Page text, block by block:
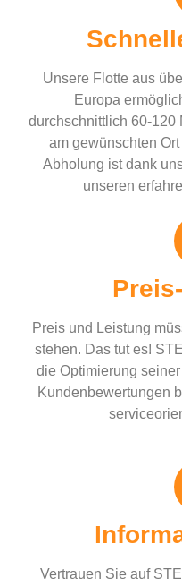
Unsere Flotte aus
Europa
durchschnittlich 60-120
am gewünschten
Abholung ist dank
unseren
Preis und Leistung
stehen. Das tut es!
die Optimierung
Kundenbewertungen
Vertrauen Sie auf